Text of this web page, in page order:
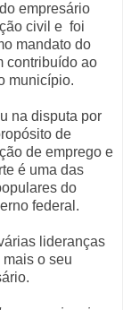
empresário
civil e foi
mandato do
contribuído ao
município.
na disputa por
de
de emprego e
é uma das
do
federal.
lideranças
o seu